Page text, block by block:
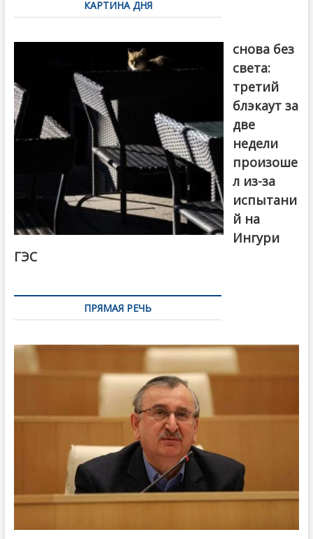
записямКАРТИНА ДНЯ
снова без
света:
третий
блэкаут за
две
недели
произоше
л из-за
испытани
й на
Ингури
ГЭС
ПРЯМАЯ РЕЧЬ